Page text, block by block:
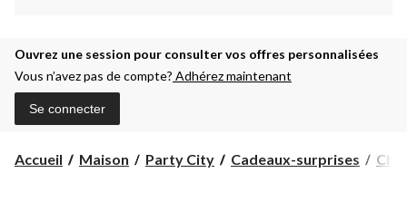
Ouvrez une session pour consulter vos offres personnalisées
Vous n’avez pas de compte? Adhérez maintenant
Se connecter
Accueil Maison Party City Cadeaux-surprises